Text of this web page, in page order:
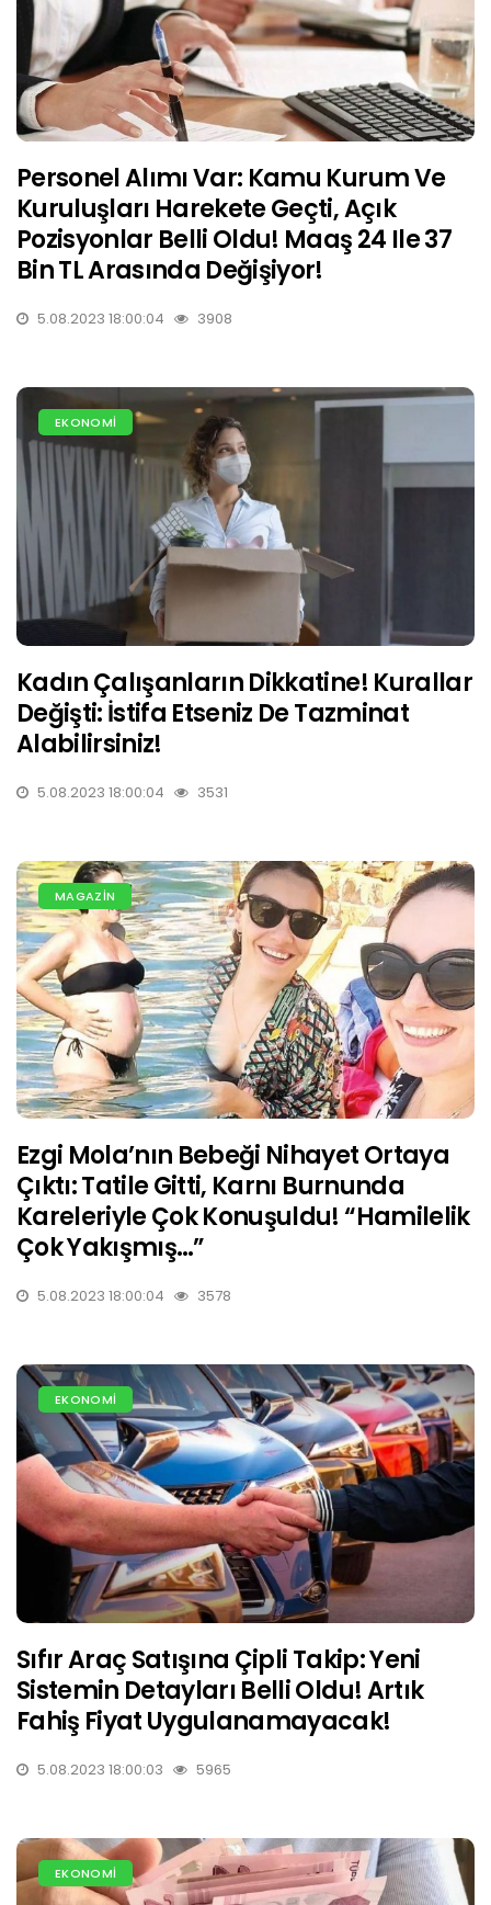
Personel Alımı Var: Kamu Kurum Ve
Kuruluşları Harekete Geçti, Açık
Pozisyonlar Belli Oldu! Maaş 24 Ile 37
Bin TL Arasında Değişiyor!
5.08.2023 18:00:04 3908
EKONOMİ
Kadın Çalışanların Dikkatine! Kurallar
Değişti: İstifa Etseniz De Tazminat
Alabilirsiniz!
5.08.2023 18:00:04 3531
MAGAZİN
Ezgi Mola’nın Bebeği Nihayet Ortaya
Çıktı: Tatile Gitti, Karnı Burnunda
Kareleriyle Çok Konuşuldu! “Hamilelik
Çok Yakışmış…”
5.08.2023 18:00:04 3578
EKONOMİ
Sıfır Araç Satışına Çipli Takip: Yeni
Sistemin Detayları Belli Oldu! Artık
Fahiş Fiyat Uygulanamayacak!
5.08.2023 18:00:03 5965
EKONOMİ